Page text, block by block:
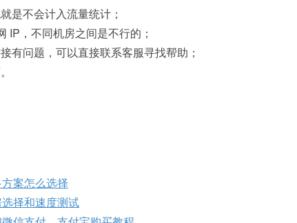
是不会计入流量统计；
IP，不同机房之间是不行的；
有问题，可以直接联系客服寻找帮助；
案怎么选择
择和速度测试